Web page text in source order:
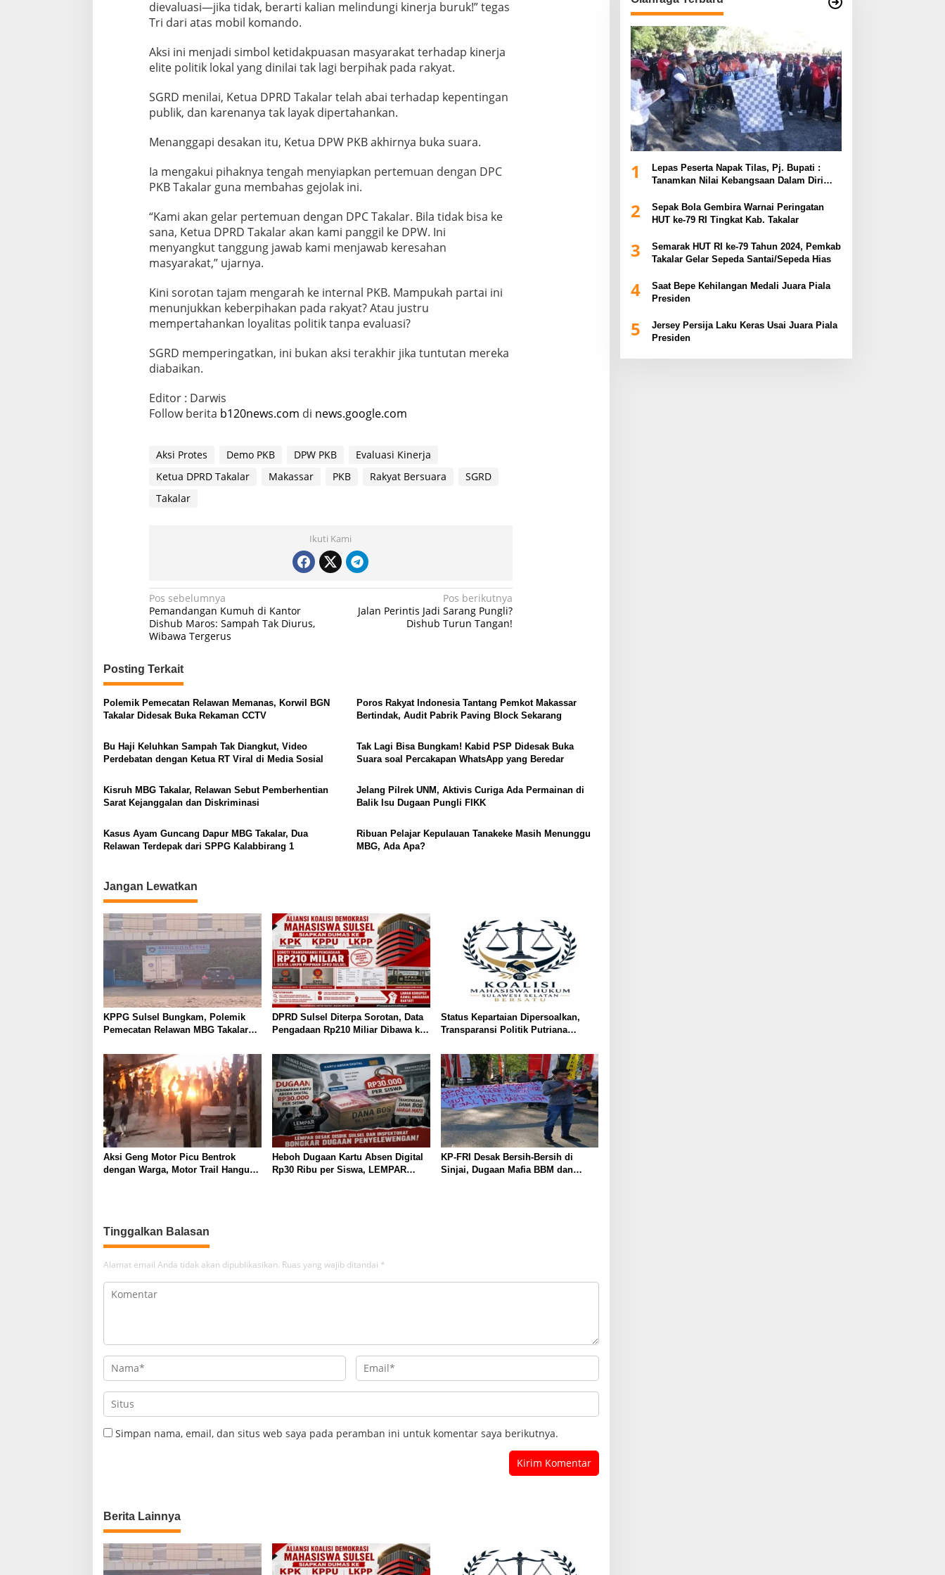
dievaluasi—jika tidak, berarti kalian melindungi kinerja buruk!” tegas
Tri dari atas mobil komando.
Aksi ini menjadi simbol ketidakpuasan masyarakat terhadap kinerja
elite politik lokal yang dinilai tak lagi berpihak pada rakyat.
SGRD menilai, Ketua DPRD Takalar telah abai terhadap kepentingan
publik, dan karenanya tak layak dipertahankan.
Menanggapi desakan itu, Ketua DPW PKB akhirnya buka suara.
Ia mengakui pihaknya tengah menyiapkan pertemuan dengan DPC
PKB Takalar guna membahas gejolak ini.
“Kami akan gelar pertemuan dengan DPC Takalar. Bila tidak bisa ke
sana, Ketua DPRD Takalar akan kami panggil ke DPW. Ini
menyangkut tanggung jawab kami menjawab keresahan
masyarakat,” ujarnya.
Kini sorotan tajam mengarah ke internal PKB. Mampukah partai ini
menunjukkan keberpihakan pada rakyat? Atau justru
mempertahankan loyalitas politik tanpa evaluasi?
SGRD memperingatkan, ini bukan aksi terakhir jika tuntutan mereka
diabaikan.
Editor : Darwis
Follow berita b120news.com di news.google.com
Aksi Protes Demo PKB DPW PKB
Evaluasi Kinerja
Ketua DPRD Takalar
Makassar PKB Rakyat Bersuara
SGRD
Takalar
Ikuti Kami
N
a
v
i
g
a
s
i
p
s
Pos sebelumnya
Pemandangan Kumuh di Kantor
Dishub Maros: Sampah Tak Diurus,
Wibawa Tergerus
Pos berikutnya
Jalan Perintis Jadi Sarang Pungli?
Dishub Turun Tangan!
Posting Terkait
Polemik Pemecatan Relawan Memanas, Korwil BGN
Takalar Didesak Buka Rekaman CCTV
Poros Rakyat Indonesia Tantang Pemkot Makassar
Bertindak, Audit Pabrik Paving Block Sekarang
Bu Haji Keluhkan Sampah Tak Diangkut, Video
Perdebatan dengan Ketua RT Viral di Media Sosial
Tak Lagi Bisa Bungkam! Kabid PSP Didesak Buka
Suara soal Percakapan WhatsApp yang Beredar
Kisruh MBG Takalar, Relawan Sebut Pemberhentian
Sarat Kejanggalan dan Diskriminasi
Jelang Pilrek UNM, Aktivis Curiga Ada Permainan di
Balik Isu Dugaan Pungli FIKK
Kasus Ayam Guncang Dapur MBG Takalar, Dua
Relawan Terdepak dari SPPG Kalabbirang 1
Ribuan Pelajar Kepulauan Tanakeke Masih Menunggu
MBG, Ada Apa?
Jangan Lewatkan
KPPG Sulsel Bungkam, Polemik
Pemecatan Relawan MBG Takalar
DPRD Sulsel Diterpa Sorotan, Data
Pengadaan Rp210 Miliar Dibawa ke
Status Kepartaian Dipersoalkan,
Transparansi Politik Putriana
Aksi Geng Motor Picu Bentrok
dengan Warga, Motor Trail Hangus
Heboh Dugaan Kartu Absen Digital
Rp30 Ribu per Siswa, LEMPAR
KP-FRI Desak Bersih-Bersih di
Sinjai, Dugaan Mafia BBM dan
Tinggalkan Balasan
Alamat email Anda tidak akan dipublikasikan. Ruas yang wajib ditandai *
Simpan nama, email, dan situs web saya pada peramban ini untuk komentar saya berikutnya.
Berita Lainnya
1
Lepas Peserta Napak Tilas, Pj. Bupati :
Tanamkan Nilai Kebangsaan Dalam Diri
2
Sepak Bola Gembira Warnai Peringatan
HUT ke-79 RI Tingkat Kab. Takalar
3
Semarak HUT RI ke-79 Tahun 2024, Pemkab
Takalar Gelar Sepeda Santai/Sepeda Hias
4
Saat Bepe Kehilangan Medali Juara Piala
Presiden
5
Jersey Persija Laku Keras Usai Juara Piala
Presiden